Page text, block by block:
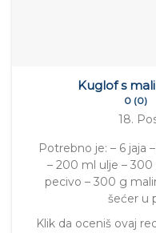
Kuglof s
0 (0)
18.
Potrebno je: – 6 jaja
– 200 ml ulje – 300
pecivo – 300 g
šećer u
Klik da oceniš ovaj